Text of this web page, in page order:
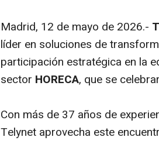
Madrid, 12 de mayo de 2026.-
líder en soluciones de
participación estratégica en la
sector HORECA, que se
Con más de 37 años de
Telynet aprovecha este